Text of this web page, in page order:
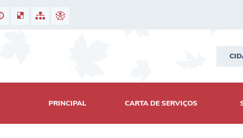
PRINCIPAL CARTA DE SERVIÇOS